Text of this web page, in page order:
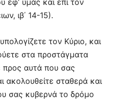
εφ’ υμάς και επί τον
ιβ΄ 14-15).
τον Κύριο, και
στα προστάγματα
προς αυτά που σας
ακολουθείτε σταθερά και
σας κυβερνά το δρόμο